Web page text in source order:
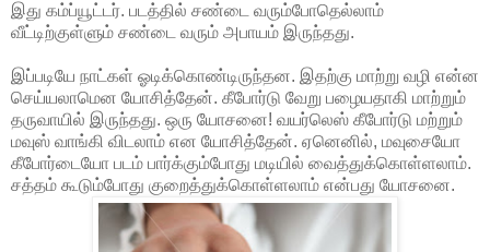
இது கம்ப்யூட்டர். படத்தில் சண்டை வரும்போதெல்லாம்
வீட்டிற்குள்ளும் சண்டை வரும் அபாயம் இருந்தது.
இப்படியே நாட்கள் ஓடிக்கொண்டிருந்தன. இதற்கு மாற்று வழி என்ன
செய்யலாமென யோசித்தேன். கீபோர்டு வேறு பழையதாகி மாற்றும்
தருவாயில் இருந்தது. ஒரு யோசனை! வயர்லெஸ் கீபோர்டு மற்றும்
மவுஸ் வாங்கி விடலாம் என யோசித்தேன். ஏனெனில், மவுசையோ
கீபோர்டையோ படம் பார்க்கும்போது மடியில் வைத்துக்கொள்ளலாம்.
சத்தம் கூடும்போது குறைத்துக்கொள்ளலாம் என்பது யோசனை.